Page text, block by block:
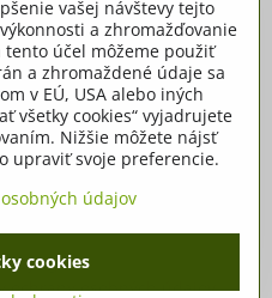
údaje
ochrany osobných údajov
vašej návštevy tejto
a zhromažďovanie
účel môžeme použiť
a zhromaždené údaje sa
v EÚ, USA alebo iných
všetky cookies“ vyjadrujete
Nižšie môžete nájsť
upraviť svoje preferencie.
údajov
cookies